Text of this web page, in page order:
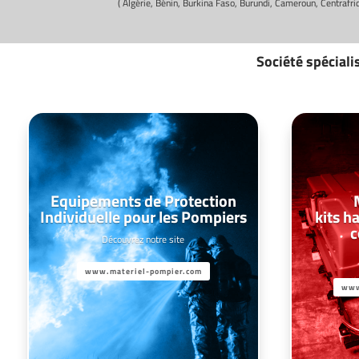
Société
Equipements de Protection
Individuelle pour les Pompiers
Découvrez notre site
www.materiel-pompier.com
kits